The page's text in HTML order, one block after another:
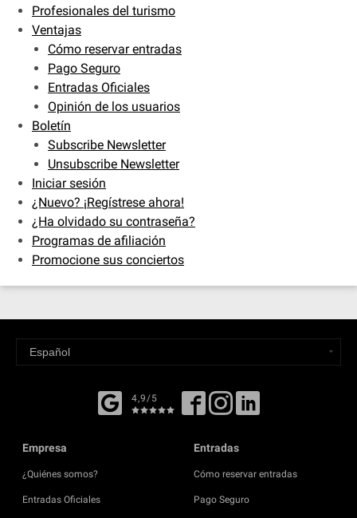
Profesionales del turismo
Ventajas
Cómo reservar entradas
Pago Seguro
Entradas Oficiales
Opinión de los usuarios
Boletín
Subscribe Newsletter
Unsubscribe Newsletter
Iniciar sesión
¿Nuevo? ¡Regístrese ahora!
¿Ha olvidado su contraseña?
Programas de afiliación
Promocione sus conciertos
4,9/5
Empresa
¿Quiénes somos?
Entradas Oficiales
Entradas
Cómo reservar entradas
Pago Seguro